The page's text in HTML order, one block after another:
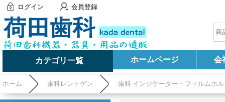
ログイン 会員登録
カテゴリ一覧 ホームページ 会
ホーム 歯科レントゲン 歯科 インジケーター・フィルムホ